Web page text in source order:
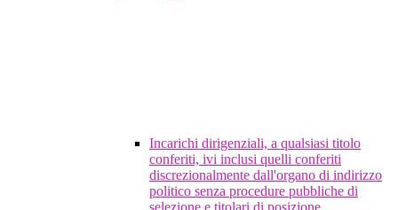
Incarichi dirigenziali, a qualsiasi titolo
conferiti, ivi inclusi quelli conferiti
discrezionalmente dall'organo di indirizzo
politico senza procedure pubbliche di